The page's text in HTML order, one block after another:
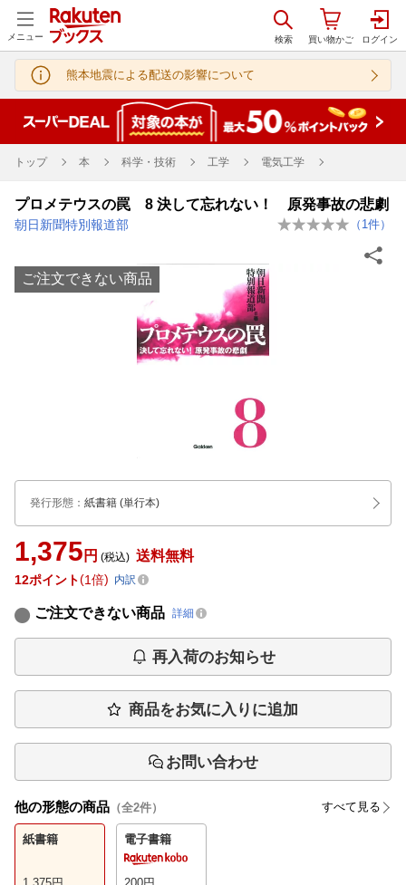
メニュー
熊本地震による配送の影響について
トップ 本 科学・技術 工学 電気工学
プロメテウスの罠 8 決して忘れない！ 原発事故の悲劇
朝日新聞特別報道部 （ 1 件）
ご注文できない商品
発行形態 ： 紙書籍 (単行本)
1,375 円 (税込) 送料無料
12ポイント 1倍 内訳
ご注文できない商品 詳細
再入荷のお知らせ
商品をお気に入りに追加
お問い合わせ
他の形態の商品 （全2件） すべて見る
紙書籍 電子書籍